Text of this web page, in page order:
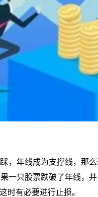
，年线成为支撑线，那
一只股票跌破了年线，
时有必要进行止损。